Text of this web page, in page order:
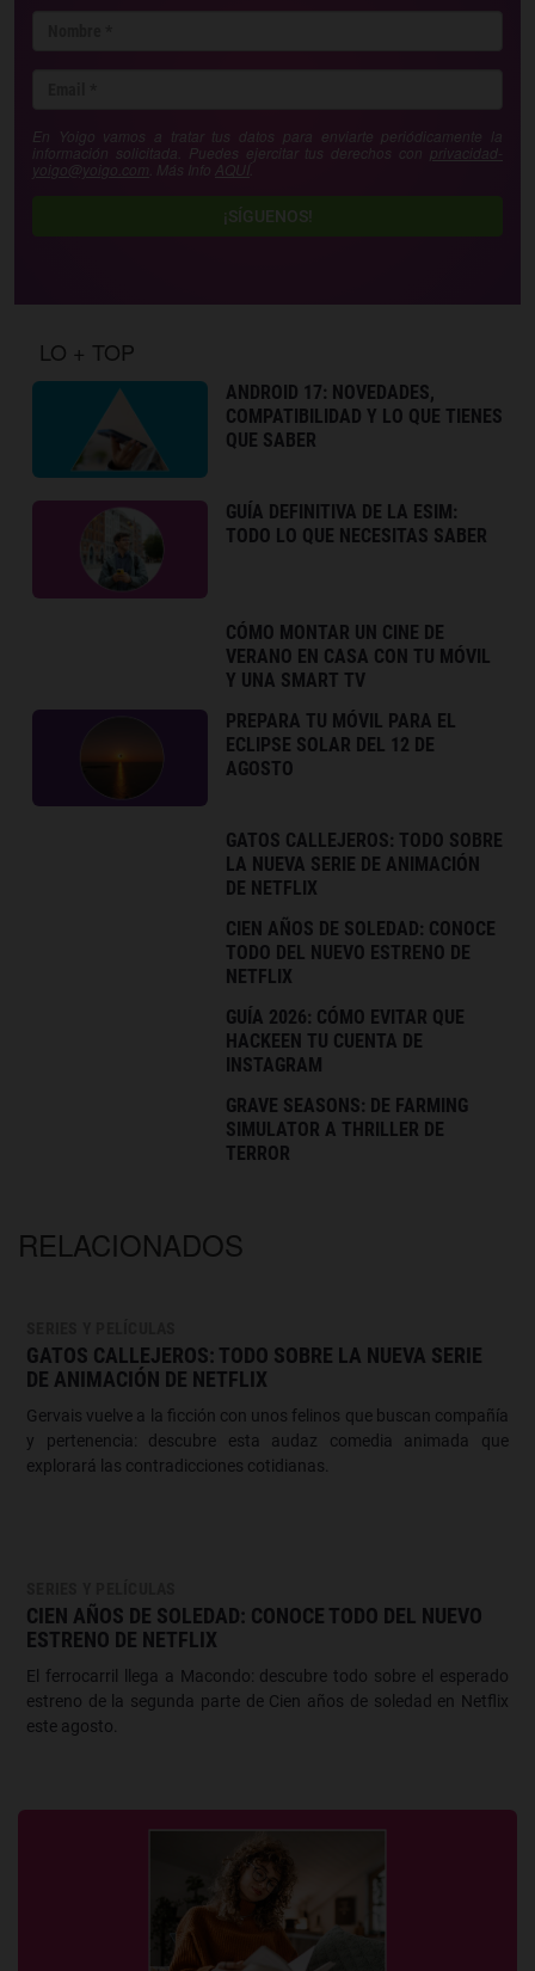
En Yoigo vamos a tratar tus datos para enviarte periódicamente la
información solicitada. Puedes ejercitar tus derechos con privacidad-
yoigo@yoigo.com . Más Info AQUÍ
¡SÍGUENOS!
LO + TOP
ANDROID 17: NOVEDADES,
COMPATIBILIDAD Y LO QUE TIENES
QUE SABER
GUÍA DEFINITIVA DE LA ESIM:
TODO LO QUE NECESITAS SABER
CÓMO MONTAR UN CINE DE
VERANO EN CASA CON TU MÓVIL
Y UNA SMART TV
PREPARA TU MÓVIL PARA EL
ECLIPSE SOLAR DEL 12 DE
AGOSTO
GATOS CALLEJEROS: TODO SOBRE
LA NUEVA SERIE DE ANIMACIÓN
DE NETFLIX
CIEN AÑOS DE SOLEDAD: CONOCE
TODO DEL NUEVO ESTRENO DE
NETFLIX
GUÍA 2026: CÓMO EVITAR QUE
HACKEEN TU CUENTA DE
INSTAGRAM
GRAVE SEASONS: DE FARMING
SIMULATOR A THRILLER DE
TERROR
RELACIONADOS
GATOS CALLEJEROS: TODO SOBRE LA NUEVA SERIE
DE ANIMACIÓN DE NETFLIX
Gervais vuelve a la ficción con unos felinos que buscan compañía
y pertenencia: descubre esta audaz comedia animada que
explorará las contradicciones cotidianas.
CIEN AÑOS DE SOLEDAD: CONOCE TODO DEL NUEVO
ESTRENO DE NETFLIX
El ferrocarril llega a Macondo: descubre todo sobre el esperado
estreno de la segunda parte de Cien años de soledad en Netflix
este agosto.